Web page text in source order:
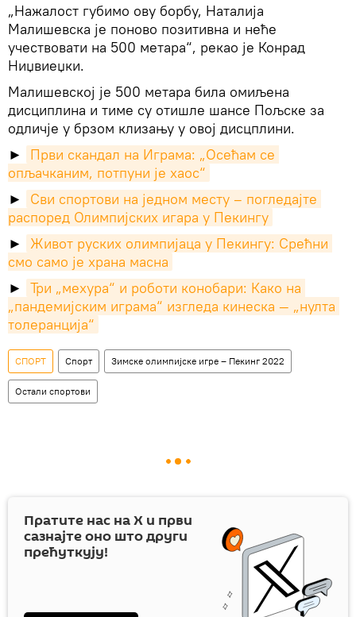
„Нажалост губимо ову борбу, Наталија
Малишевска је поново позитивна и неће
учествовати на 500 метара“, рекао је Конрад
Ниџвиеџки.
Малишевској је 500 метара била омиљена
дисциплина и тиме су отишле шансе Пољске за
одличје у брзом клизању у овој дисцплини.
►
Први скандал на Играма: „Осећам се
опљачканим, потпуни је хаос“
►
Сви спортови на једном месту – погледајте
распоред Олимпијских игара у Пекингу
►
Живот руских олимпијаца у Пекингу: Срећни
смо само је храна масна
►
Три „мехура“ и роботи конобари: Како на
„пандемијским играма“ изгледа кинеска — „нулта
толеранција“
СПОРТ Спорт Зимске олимпијске игре – Пекинг 2022
Остали спортови
Пратите нас наX и први
сазнајте оно што други
прећуткују!